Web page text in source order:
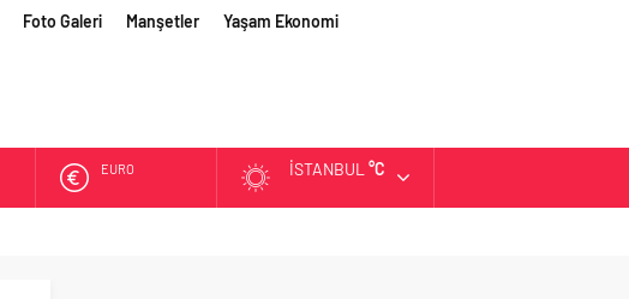
Foto Galeri Manşetler Yaşam Ekonomi
ALTIN İSTANBUL °C